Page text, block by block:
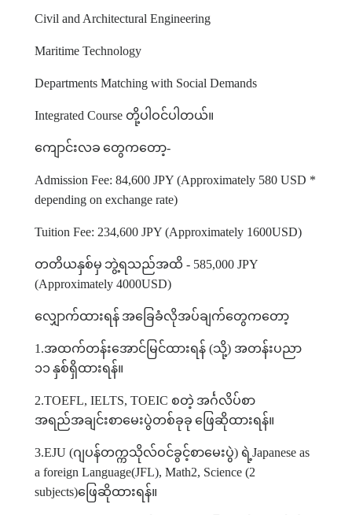
Civil and Architectural Engineering
Maritime Technology
Departments Matching with Social Demands
Integrated Course တို့ပါဝင်ပါတယ်။
ကျောင်းလခ တွေကတော့-
Admission Fee: 84,600 JPY (Approximately 580 USD *
depending on exchange rate)
Tuition Fee: 234,600 JPY (Approximately 1600USD)
တတိယနှစ်မှ ဘွဲ့ရသည်အထိ - 585,000 JPY
(Approximately 4000USD)
လျှောက်ထားရန် အခြေခံလိုအပ်ချက်တွေကတော့
1.အထက်တန်းအောင်မြင်ထားရန် (သို့) အတန်းပညာ
၁၁ နှစ်ရှိထားရန်။
2.TOEFL, IELTS, TOEIC စတဲ့ အင်္ဂလိပ်စာ
အရည်အချင်းစာမေးပွဲတစ်ခုခု ဖြေဆိုထားရန်။
3.EJU (ဂျပန်တက္ကသိုလ်ဝင်ခွင့်စာမေးပွဲ) ရဲ့Japanese as
a foreign Language(JFL), Math2, Science (2
subjects)ဖြေဆိုထားရန်။